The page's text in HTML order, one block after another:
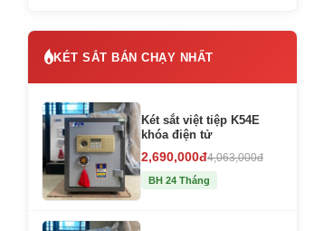
KÉT SẮT BÁN CHẠY NHẤT
Két sắt việt tiệp K54E
khóa điện tử
2,690,000đ4,063,000đ
BH 24 Tháng